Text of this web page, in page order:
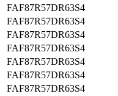
FAF87R57DR63S4
FAF87R57DR63S4
FAF87R57DR63S4
FAF87R57DR63S4
FAF87R57DR63S4
FAF87R57DR63S4
FAF87R57DR63S4